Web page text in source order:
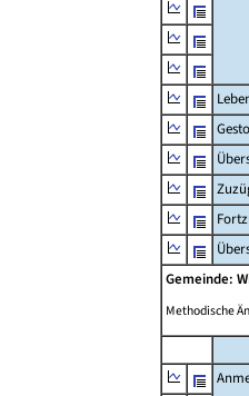
Gemeinde:
Methodische